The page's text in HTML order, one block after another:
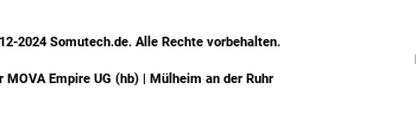
2024 Somutech.de. Alle Rechte vorbehalten.
MOVA Empire UG (hb) | Mülheim an der Ruhr